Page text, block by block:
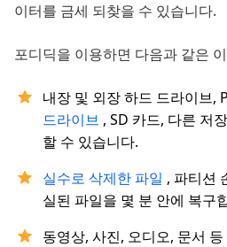
이터를 금세 되찾을 수 있습니다.
포디딕을 이용하면 다음과 같은
내장 및 외장 하드 드라이브,
드라이브 , SD 카드, 다른 저
할 수 있습니다.
실수로 삭제한 파일 , 파티션
실된 파일을 몇 분 안에 복구
동영상, 사진, 오디오, 문서